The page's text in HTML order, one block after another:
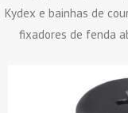
Kydex e bainhas de
fixadores de fenda